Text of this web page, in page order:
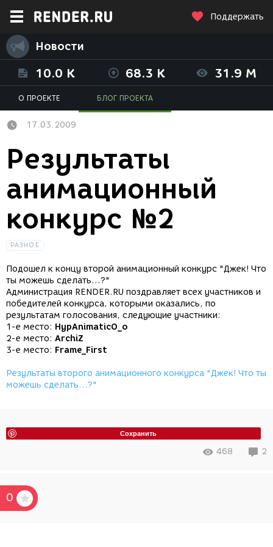
Поддержать
Новости
10.0 K 68.3 K 31.9 M
О ПРОЕКТЕ БЛОГ ПРОЕКТА
17.03.2009
Результаты
анимационный
конкурс №2
РАЗНОЕ
Подошел к концу второй анимационный конкурс "Джек! Что
ты можешь сделать...?"
Администрация RENDER.RU поздравляет всех участников и
победителей конкурса, которыми оказались, по
результатам голосования, следующие участники:
1-е место: HypAnimaticO_o
2-е место: АrchiZ
3-е место: Frame_First
Результаты второго анимационного конкурса "Джек! Что ты
можешь сделать...?"
Сохранить
468 2
0